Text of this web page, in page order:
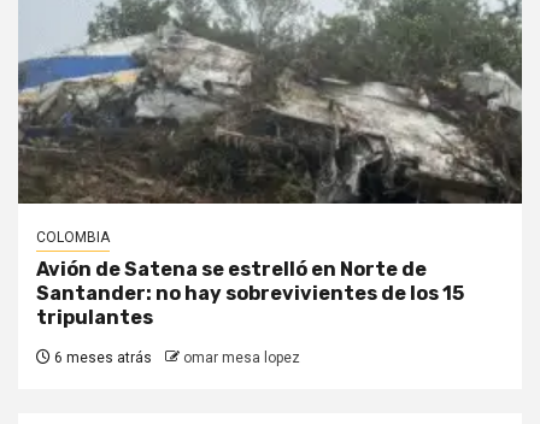
COLOMBIA
Avión de Satena se estrelló en Norte de
Santander: no hay sobrevivientes de los 15
tripulantes
6 meses atrás omar mesa lopez